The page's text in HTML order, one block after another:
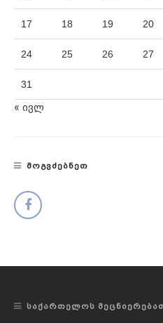
17 18 19 20
24 25 26 27
31
« ივლ
ᲛᲝᲒᲕᲫᲔᲑᲜᲔᲗ
ᲡᲐᲥᲐᲠᲗᲔᲚᲝᲡ